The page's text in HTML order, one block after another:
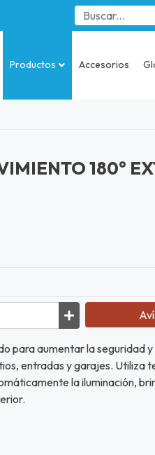
Productos Accesorios
180°
para aumentar la seguridad
entradas y garajes. Utiliza
la iluminación,